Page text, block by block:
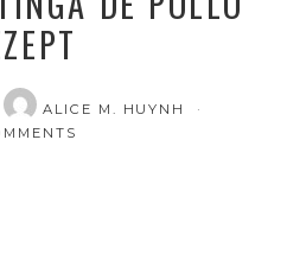
ALICE M. HUYNH